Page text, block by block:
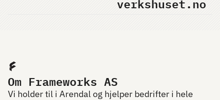
Om Frameworks AS
Vi holder til i Arendal og hjelper bedrifter i hele